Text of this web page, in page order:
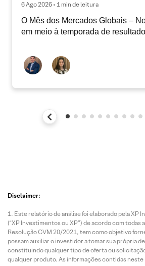
6 Ago 2026 • 1 min de leitura
O Mês dos Mercados Globais –
em meio à temporada de
Disclaimer:
Este relatório de análise foi elaborado pela XP
(“XP Investimentos ou XP”) de acordo com todas
Resolução CVM 20/2021, tem como objetivo
possam auxiliar o investidor a tomar sua própria
constituindo qualquer tipo de oferta ou
qualquer produto. As informações contidas